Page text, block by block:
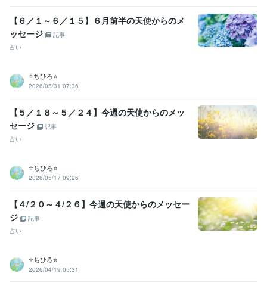
【６／１～６／１５】６月前半の天使からのメ
ッセージ
記事
占い
⭐️ちひろ⭐️
2026/05/31 07:36
【５／１８～５／２４】今週の天使からのメッ
セージ
記事
占い
⭐️ちひろ⭐️
2026/05/17 09:26
【４/２０～４/２６】今週の天使からのメッセー
ジ
記事
占い
⭐️ちひろ⭐️
2026/04/19 05:31